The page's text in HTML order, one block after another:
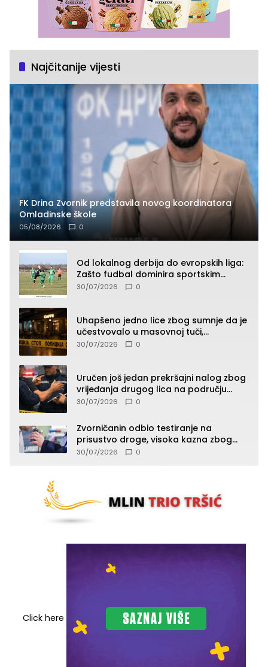
Najčitanije vijesti
FK Drina Zvornik predstavila novog koordinatora
Omladinske škole
05/08/2026 0
Od lokalnog derbija do evropskih liga:
Zašto fudbal dominira sportskim
klađenjem
30/07/2026 0
Uhapšeno jedno lice zbog sumnje da je
učestvovalo u masovnoj tuči,
maloljetnik zadobio povrede
30/07/2026 0
Uručen još jedan prekršajni nalog zbog
vrijeđanja drugog lica na području
Zvornika
30/07/2026 0
Zvorničanin odbio testiranje na
prisustvo droge, visoka kazna zbog
kršenja Zakona o osnovama
30/07/2026 0
Click here